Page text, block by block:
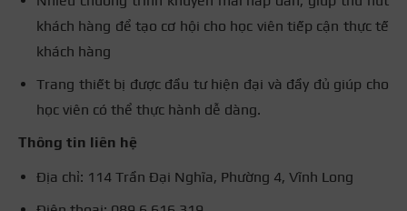
khách hàng để tạo cơ hội cho học viên tiếp cận thực tế
khách hàng
Trang thiết bị được đầu tư hiện đại và đầy đủ giúp cho
học viên có thể thực hành dễ dàng.
Thông tin liên hệ
Địa chỉ: 114 Trần Đại Nghĩa, Phường 4, Vĩnh Long